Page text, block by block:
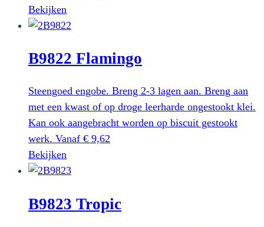
op
productpagina
Bekijken
product
meerdere
Deze
optie
kan
gekozen
op
productpagina
B9822 Flamingo
Steengoed engobe. Breng 2-3 lagen aan. Breng aan
met een kwast of op droge leerharde ongestookt klei.
Kan ook aangebracht worden op biscuit gestookt
werk. Vanaf € 9,62
Bekijken
product
meerdere
B9823 Tropic